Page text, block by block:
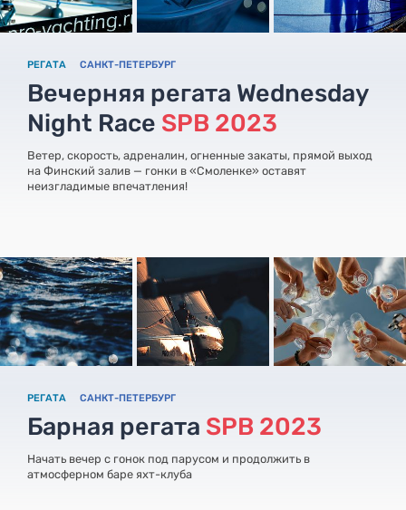
РЕГАТА САНКТ-ПЕТЕРБУРГ
Вечерняя регата Wednesday
Night Race SPB 2023
Ветер, скорость, адреналин, огненные закаты, прямой выход
на Финский залив — гонки в «Смоленке» оставят
неизгладимые впечатления!
РЕГАТА САНКТ-ПЕТЕРБУРГ
Барная регата SPB 2023
Начать вечер с гонок под парусом и продолжить в
атмосферном баре яхт-клуба